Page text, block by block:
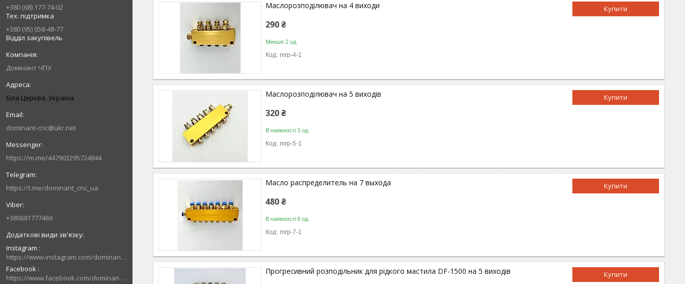
+380 (68) 177-74-02
Тех. підтримка
+380 (95) 058-48-77
Відділ закупівель
Домінант ЧПУ
Біла Церква, Україна
dominant-cnc@ukr.net
https://m.me/447903295724844
https://t.me/dominant_cnc_ua
+380681777469
Instagram
https://www.instagram.com/dominant_cnc
Facebook
https://www.facebook.com/dominantcnc
Купити
Маслорозподілювач на 4 виходи
290 ₴
Менше 2 од.
mrp-4-1
Купити
Маслорозподілювач на 5 виходів
320 ₴
В наявності 3 од.
mrp-5-1
Купити
Масло распределитель на 7 выхода
480 ₴
В наявності 8 од.
mrp-7-1
Купити
Прогресивний розподільник для рідкого мастила DF-1500 на 5 виходів